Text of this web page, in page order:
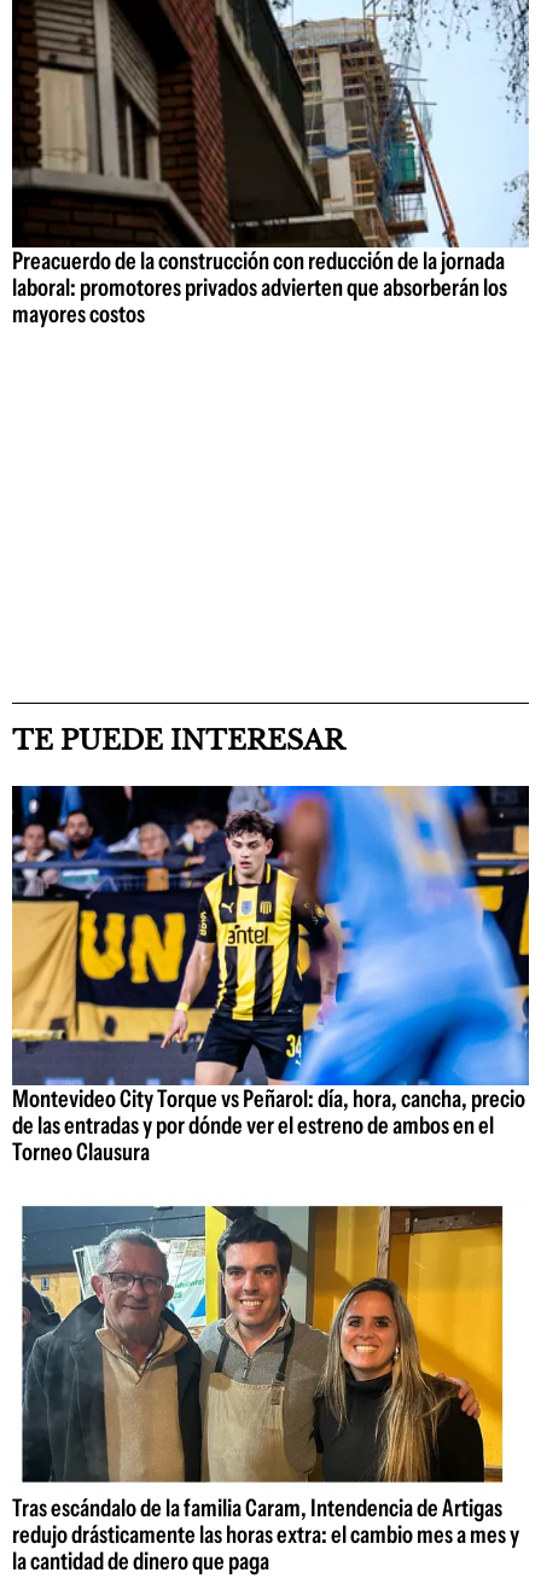
Preacuerdo de la construcción con reducción de la jornada
laboral: promotores privados advierten que absorberán los
mayores costos
TE PUEDE INTERESAR
Montevideo City Torque vs Peñarol: día, hora, cancha, precio
de las entradas y por dónde ver el estreno de ambos en el
Torneo Clausura
Tras escándalo de la familia Caram, Intendencia de Artigas
redujo drásticamente las horas extra: el cambio mes a mes y
la cantidad de dinero que paga